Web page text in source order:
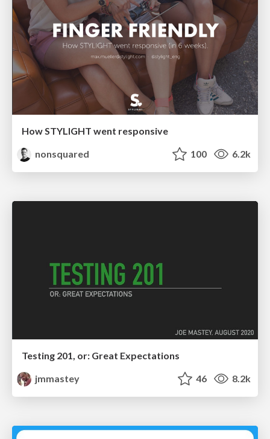
How STYLIGHT went responsive
nonsquared
100 6.2k
Testing 201, or: Great Expectations
jmmastey
46 8.2k